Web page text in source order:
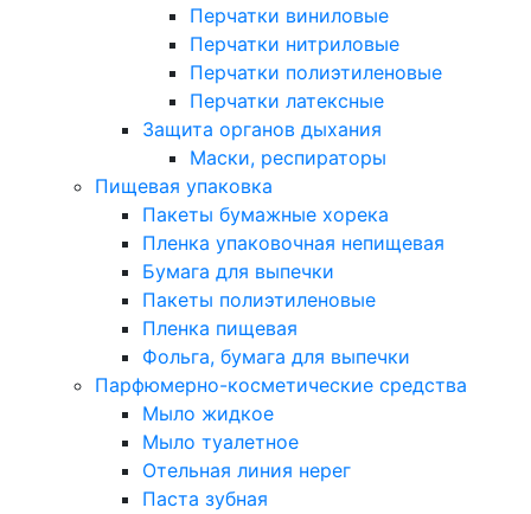
Перчатки виниловые
Перчатки нитриловые
Перчатки полиэтиленовые
Перчатки латексные
Защита органов дыхания
Маски, респираторы
Пищевая упаковка
Пакеты бумажные хорека
Пленка упаковочная непищевая
Бумага для выпечки
Пакеты полиэтиленовые
Пленка пищевая
Фольга, бумага для выпечки
Парфюмерно-косметические средства
Мыло жидкое
Мыло туалетное
Отельная линия нерег
Паста зубная